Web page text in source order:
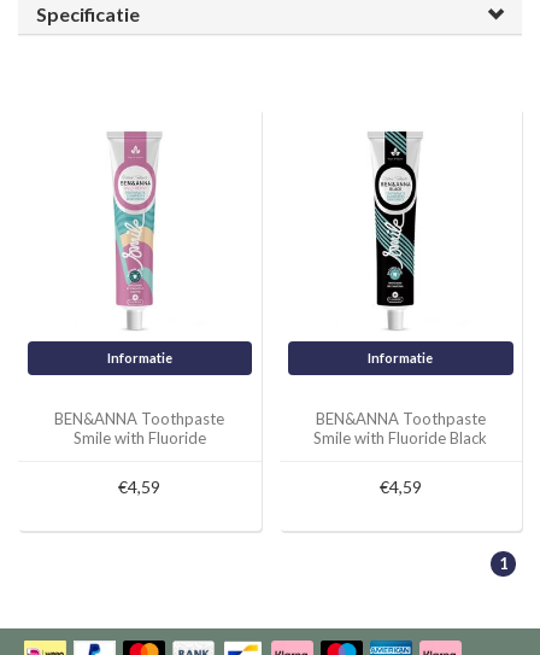
Specificatie
Informatie
BEN&ANNA Toothpaste
Smile with Fluoride
€4,59
Informatie
BEN&ANNA Toothpaste
Smile with Fluoride Black
€4,59
1